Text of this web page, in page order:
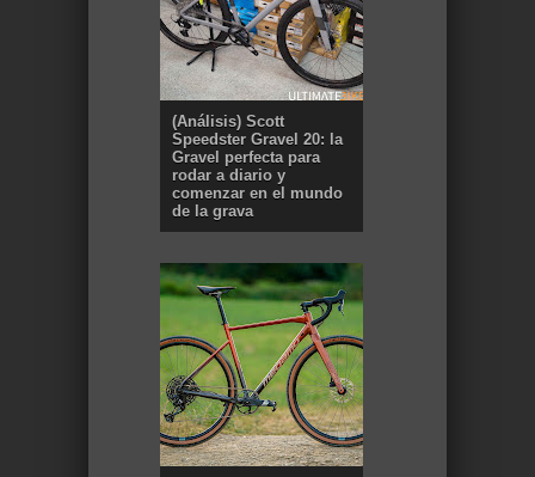
(Análisis) Scott
Speedster Gravel 20: la
Gravel perfecta para
rodar a diario y
comenzar en el mundo
de la grava